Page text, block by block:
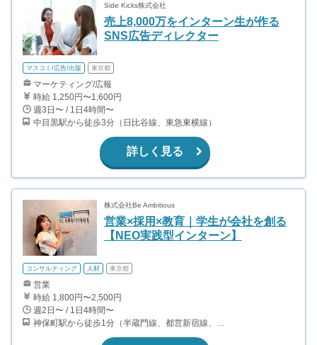
Side Kicks株式会社
売上8,000万をインターン生が作る
SNS広告ディレクター
マスコミ/広告/出版 東京都
マーケティング/広報
時給 1,250円〜1,600円
週3日〜 / 1日4時間〜
中目黒駅から徒歩3分（日比谷線、東急東横線）
詳しく見る
株式会社Be Ambitious
営業×採用×教育｜学生が会社を創る
【NEO実践型インターン】
コンサルティング 人材 東京都
営業
時給 1,800円〜2,500円
週2日〜 / 1日4時間〜
神保町駅から徒歩1分（半蔵門線、都営新宿線、都営三田線） 九段下駅から徒歩9分（半蔵門線、都営新宿線、東西線） 新御茶ノ水駅から徒歩10分（東京メトロ千代田線）